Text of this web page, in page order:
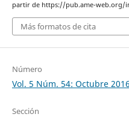
partir de https://pub.ame-web.org/
Más formatos de cita
Número
Vol. 5 Núm. 54: Octubre 2016
Sección